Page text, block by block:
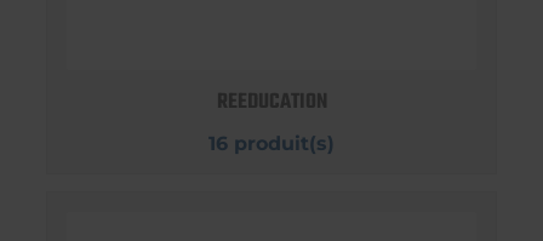
REEDUCATION
16 produit(s)